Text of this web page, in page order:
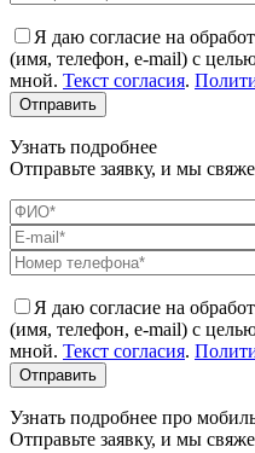
Я даю согласие на
(имя, телефон, e-mail) с
мной. Текст согласия.
Узнать подробнее
Отправьте заявку, и мы
Я даю согласие на
(имя, телефон, e-mail) с
мной. Текст согласия.
Узнать подробнее про
Отправьте заявку, и мы